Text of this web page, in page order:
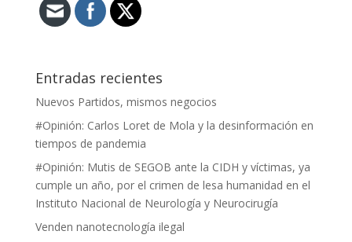
Entradas recientes
Nuevos Partidos, mismos negocios
#Opinión: Carlos Loret de Mola y la desinformación en
tiempos de pandemia
#Opinión: Mutis de SEGOB ante la CIDH y víctimas, ya
cumple un año, por el crimen de lesa humanidad en el
Instituto Nacional de Neurología y Neurocirugía
Venden nanotecnología ilegal